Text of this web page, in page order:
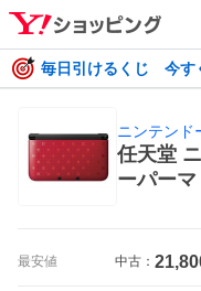
毎日引けるくじ 今す
ニンテンド
任天堂
ーパー
最安値 中古：